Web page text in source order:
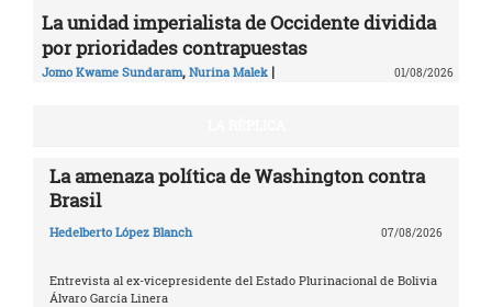
La unidad imperialista de Occidente dividida
por prioridades contrapuestas
Jomo Kwame Sundaram, Nurina Malek | 01/08/2026
La amenaza política de Washington contra
Brasil
Hedelberto López Blanch 07/08/2026
Entrevista al ex-vicepresidente del Estado Plurinacional de Bolivia
Álvaro García Linera